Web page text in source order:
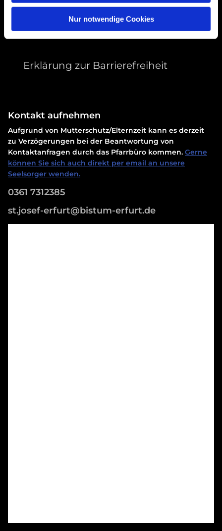
Nur notwendige Cookies
Erklärung zur Barrierefreiheit
Kontakt aufnehmen
Aufgrund von Mutterschutz/Elternzeit kann es derzeit
zu Verzögerungen bei der Beantwortung von
Kontaktanfragen durch das Pfarrbüro kommen. Gerne
können Sie sich auch direkt per email an unsere
Seelsorger wenden.
0361 7312385
st.josef-erfurt@bistum-erfurt.de